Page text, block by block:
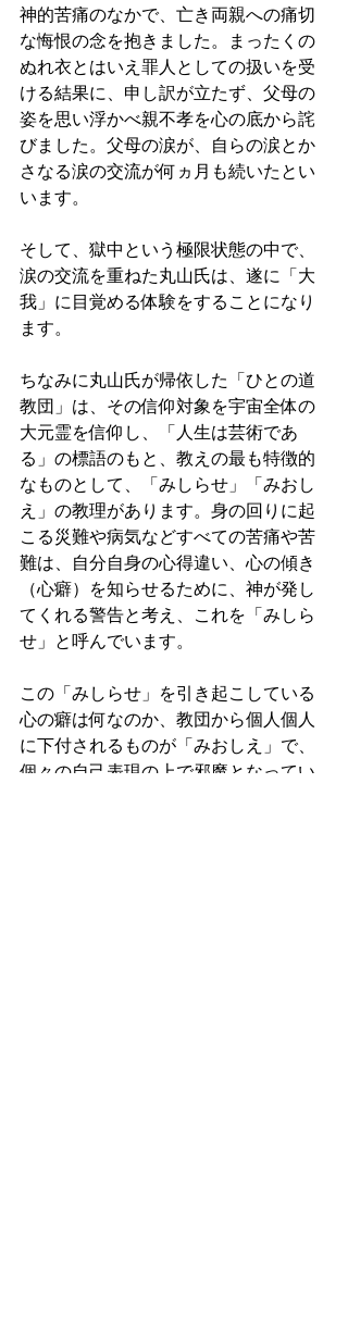
神的苦痛のなかで、亡き両親への痛切
な悔恨の念を抱きました。まったくの
ぬれ衣とはいえ罪人としての扱いを受
ける結果に、申し訳が立たず、父母の
姿を思い浮かべ親不孝を心の底から詫
びました。父母の涙が、自らの涙とか
さなる涙の交流が何ヵ月も続いたとい
います。
そして、獄中という極限状態の中で、
涙の交流を重ねた丸山氏は、遂に「大
我」に目覚める体験をすることになり
ます。
ちなみに丸山氏が帰依した「ひとの道
教団」は、その信仰対象を宇宙全体の
大元霊を信仰し、「人生は芸術であ
る」の標語のもと、教えの最も特徴的
なものとして、「みしらせ」「みおし
え」の教理があります。身の回りに起
こる災難や病気などすべての苦痛や苦
難は、自分自身の心得違い、心の傾き
（心癖）を知らせるために、神が発し
てくれる警告と考え、これを「みしら
せ」と呼んでいます。
この「みしらせ」を引き起こしている
心の癖は何なのか、教団から個人個人
に下付されるものが「みおしえ」で、
個々の自己表現の上で邪魔となってい